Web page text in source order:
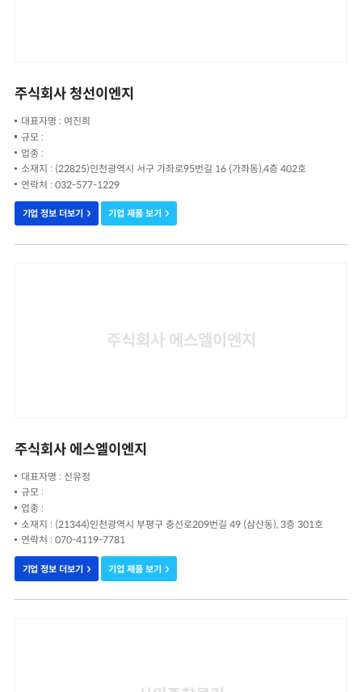
주식회사 청선이엔지
대표자명 : 여진희
규모 :
업종 :
소재지 : (22825)인천광역시 서구 가좌로95번길 16 (가좌동),4층 402호
연락처 : 032-577-1229
기업 정보 더보기 기업 제품 보기
주식회사 에스엘이엔지
주식회사 에스엘이엔지
대표자명 : 신유정
규모 :
업종 :
소재지 : (21344)인천광역시 부평구 충선로209번길 49 (삼산동), 3층 301호
연락처 : 070-4119-7781
기업 정보 더보기 기업 제품 보기